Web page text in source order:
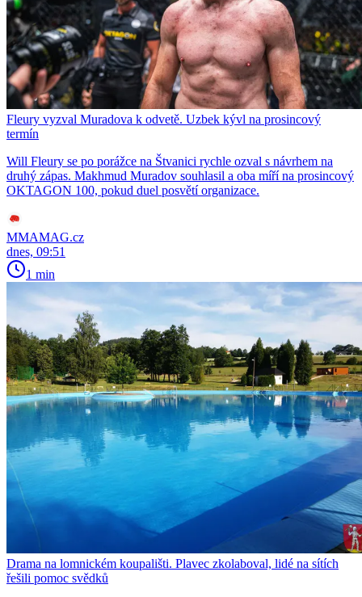
Fleury vyzval Muradova k odvetě. Uzbek kývl na prosincový
termín
Will Fleury se po porážce na Štvanici rychle ozval s návrhem na
druhý zápas. Makhmud Muradov souhlasil a oba míří na prosincový
OKTAGON 100, pokud duel posvětí organizace.
MMAMAG.cz
dnes, 09:51
1 min
Drama na lomnickém koupališti. Plavec zkolaboval, lidé na sítích
řešili pomoc svědků